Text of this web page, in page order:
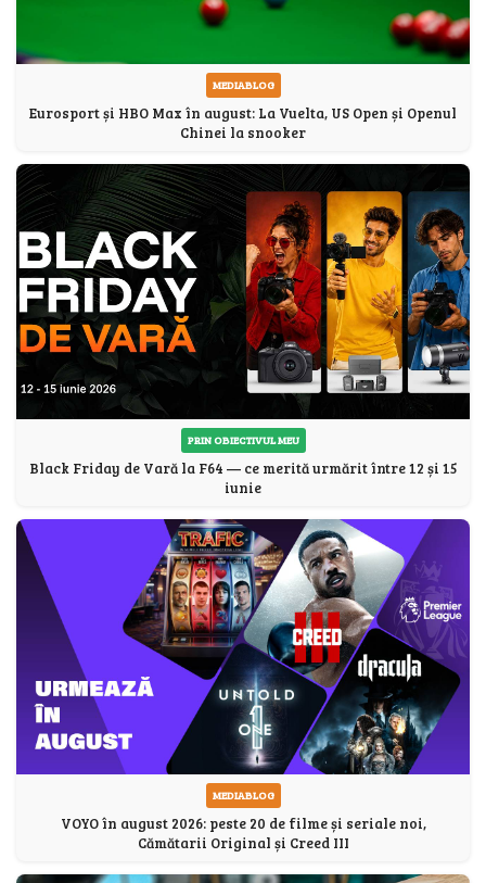
MEDIABLOG
Eurosport și HBO Max în august: La Vuelta, US Open și Openul
Chinei la snooker
PRIN OBIECTIVUL MEU
Black Friday de Vară la F64 — ce merită urmărit între 12 și 15
iunie
MEDIABLOG
VOYO în august 2026: peste 20 de filme și seriale noi,
Cămătarii Original și Creed III